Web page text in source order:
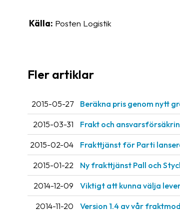
Källa: Posten Logistik
Fler artiklar
2015-05-27 Beräkna pris genom nytt
2015-03-31 Frakt och
2015-02-04 Frakttjänst för Parti
2015-01-22 Ny frakttjänst Pall och
2014-12-09 Viktigt att kunna välja
2014-11-20 Version 1.4 av vår